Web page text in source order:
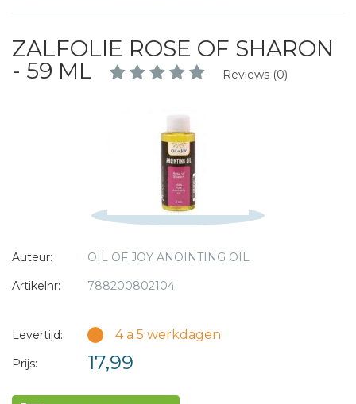
ZALFOLIE ROSE OF SHARON
- 59 ML
Reviews (0)
Auteur:
OIL OF JOY ANOINTING OIL
Artikelnr:
788200802104
Levertijd: 4 a 5 werkdagen
Prijs: 17,99
Titel *